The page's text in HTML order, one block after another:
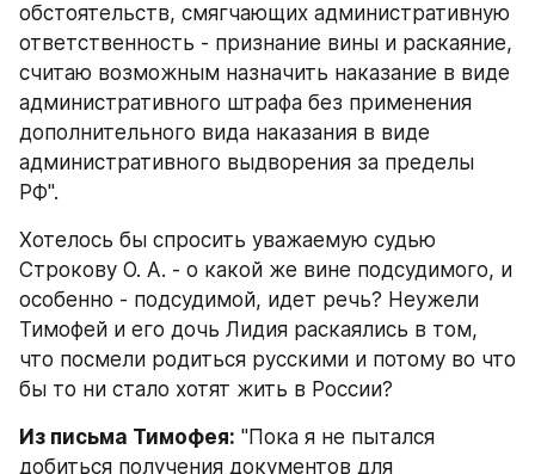
обстоятельств, смягчающих административную
ответственность - признание вины и раскаяние,
считаю возможным назначить наказание в виде
административного штрафа без применения
дополнительного вида наказания в виде
административного выдворения за пределы
РФ".
Хотелось бы спросить уважаемую судью
Строкову О. А. - о какой же вине подсудимого, и
особенно - подсудимой, идет речь? Неужели
Тимофей и его дочь Лидия раскаялись в том,
что посмели родиться русскими и потому во что
бы то ни стало хотят жить в России?
Из письма Тимофея: "Пока я не пытался
добиться получения документов для